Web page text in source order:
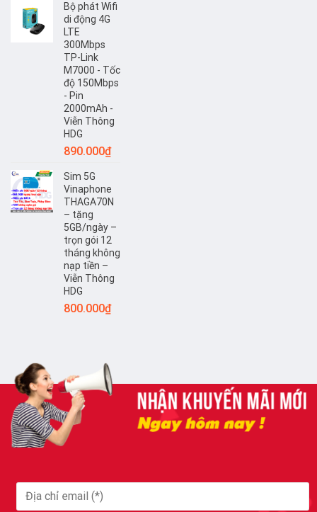
Bộ phát Wifi
di động 4G
LTE
300Mbps
TP-Link
M7000 - Tốc
độ 150Mbps
- Pin
2000mAh -
Viễn Thông
HDG
890.000₫
Sim 5G
Vinaphone
THAGA70N
– tặng
5GB/ngày –
trọn gói 12
tháng không
nạp tiền –
Viễn Thông
HDG
800.000₫